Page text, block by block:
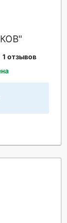
1 отзывов